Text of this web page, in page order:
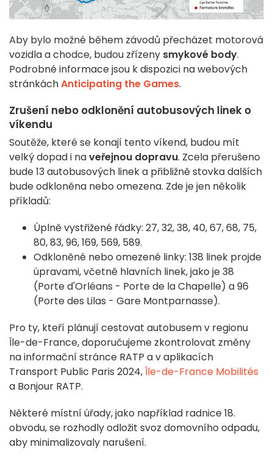
Aby bylo možné během závodů přecházet motorová
vozidla a chodce, budou zřízeny smykové body.
Podrobné informace jsou k dispozici na webových
stránkáchAnticipating the Games.
Zrušení nebo odklonění autobusových linek o
víkendu
Soutěže, které se konají tento víkend, budou mít
velký dopad i naveřejnou dopravu. Zcela přerušeno
bude 13 autobusových linek a přibližně stovka dalších
bude odkloněna nebo omezena. Zde je jen několik
příkladů:
Úplně vystřižené řádky: 27, 32, 38, 40, 67, 68, 75,
80, 83, 96, 169, 569, 589.
Odkloněné nebo omezené linky: 138 linek projde
úpravami, včetně hlavních linek, jako je 38
(Porte d'Orléans - Porte de la Chapelle) a 96
(Porte des Lilas - Gare Montparnasse).
Pro ty, kteří plánují cestovat autobusem v regionu
Île-de-France, doporučujeme zkontrolovat změny
na informační stránce RATP a v aplikacích
Transport Public Paris 2024,Île-de-France Mobilités
a Bonjour RATP.
Některé místní úřady, jako například radnice 18.
obvodu, se rozhodly odložit svoz domovního odpadu,
aby minimalizovaly narušení.